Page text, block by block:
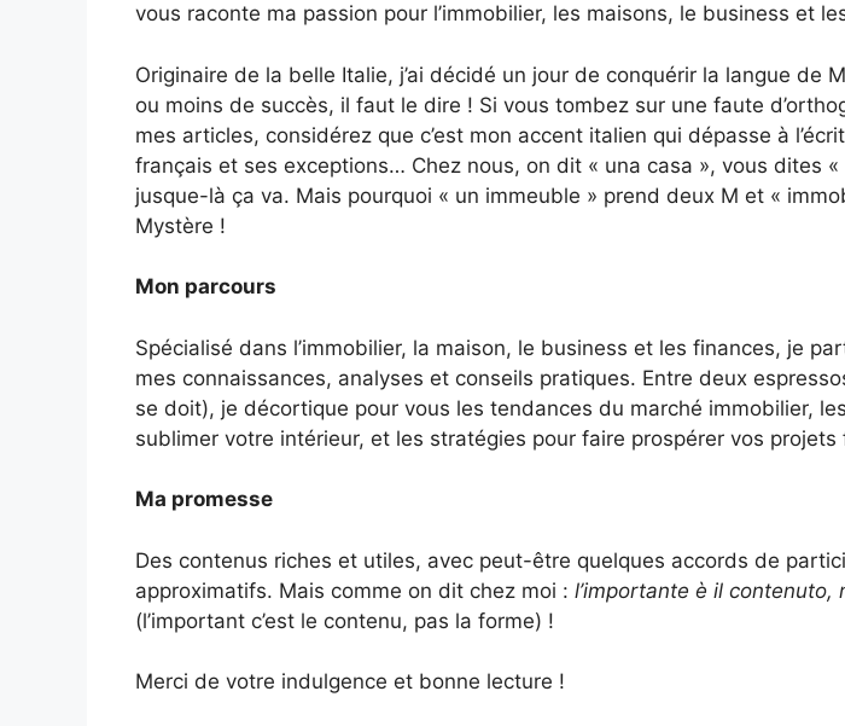
vous raconte ma passion pour l’immobilier, les maisons, le business et
Originaire de la belle Italie, j’ai décidé un jour de conquérir la langue de
ou moins de succès, il faut le dire ! Si vous tombez sur une faute
mes articles, considérez que c’est mon accent italien qui dépasse à
français et ses exceptions… Chez nous, on dit « una casa », vous dites «
jusque-là ça va. Mais pourquoi « un immeuble » prend deux M et «
Mystère !
Mon parcours
Spécialisé dans l’immobilier, la maison, le business et les finances, je
mes connaissances, analyses et conseils pratiques. Entre deux
se doit), je décortique pour vous les tendances du marché immobilier,
sublimer votre intérieur, et les stratégies pour faire prospérer vos projets
Ma promesse
Des contenus riches et utiles, avec peut-être quelques accords de
approximatifs. Mais comme on dit chez moi : l’importante è il contenuto,
(l’important c’est le contenu, pas la forme) !
Merci de votre indulgence et bonne lecture !